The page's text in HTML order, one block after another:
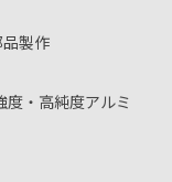
製作
度・高純度アルミ